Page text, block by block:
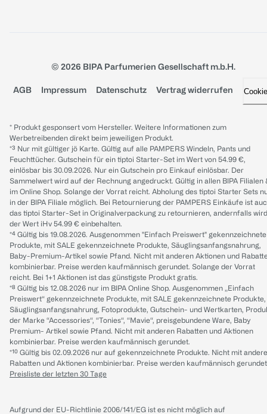
© 2026 BIPA Parfumerien Gesellschaft m.b.H.
AGB Impressum Datenschutz Vertrag widerrufen
* Produkt gesponsert vom Hersteller. Weitere Informationen zum
Werbetreibenden direkt beim jeweiligen Produkt.
*³ Nur mit gültiger jö Karte. Gültig auf alle PAMPERS Windeln, Pants und
Feuchttücher. Gutschein für ein tiptoi Starter-Set im Wert von 54.99 €,
einlösbar bis 30.09.2026. Nur ein Gutschein pro Einkauf einlösbar. Der
Sammelwert wird auf der Rechnung angedruckt. Gültig in allen BIPA Filialen
im Online Shop. Solange der Vorrat reicht. Abholung des tiptoi Starter Sets
in der BIPA Filiale möglich. Bei Retournierung der PAMPERS Einkäufe ist
das tiptoi Starter-Set in Originalverpackung zu retournieren, andernfalls wird
der Wert iHv 54.99 € einbehalten.
*⁴ Gültig bis 19.08.2026. Ausgenommen "Einfach Preiswert" gekennzeichnete
Produkte, mit SALE gekennzeichnete Produkte, Säuglingsanfangsnahrung,
Baby-Premium-Artikel sowie Pfand. Nicht mit anderen Aktionen und
kombinierbar. Preise werden kaufmännisch gerundet. Solange der Vorrat
reicht. Bei 1+1 Aktionen ist das günstigste Produkt gratis.
*⁸ Gültig bis 12.08.2026 nur im BIPA Online Shop. Ausgenommen „Einfach
Preiswert“ gekennzeichnete Produkte, mit SALE gekennzeichnete Produkte,
Säuglingsanfangsnahrung, Fotoprodukte, Gutschein- und Wertkarten,
der Marke “Accessories“, “Tonies“, “Mavie“, preisgebundene Ware, Baby
Premium- Artikel sowie Pfand. Nicht mit anderen Rabatten und Aktionen
kombinierbar. Preise werden kaufmännisch gerundet.
*¹⁰ Gültig bis 02.09.2026 nur auf gekennzeichnete Produkte. Nicht mit
Rabatten und Aktionen kombinierbar. Preise werden kaufmännisch
Preisliste der letzten 30 Tage
Aufgrund der EU-Richtlinie 2006/141/EG ist es nicht möglich auf